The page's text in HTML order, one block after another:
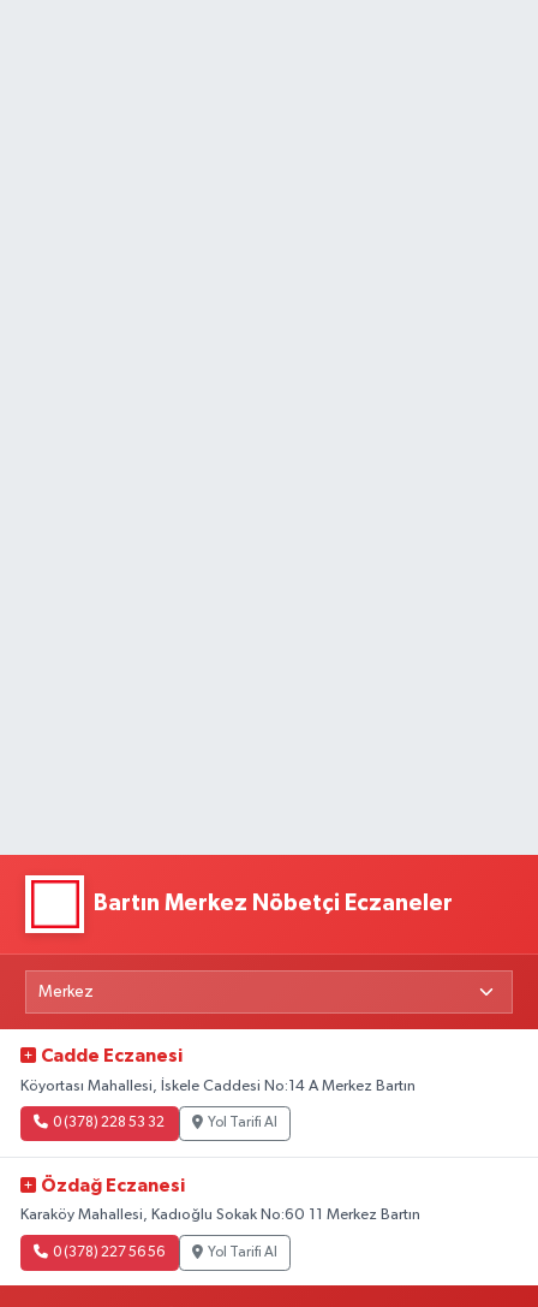
Bartın Merkez Nöbetçi Eczaneler
Cadde Eczanesi
Köyortası Mahallesi, İskele Caddesi No:14 A Merkez Bartın
0 (378) 228 53 32 Yol Tarifi Al
Özdağ Eczanesi
Karaköy Mahallesi, Kadıoğlu Sokak No:60 11 Merkez Bartın
0 (378) 227 56 56 Yol Tarifi Al